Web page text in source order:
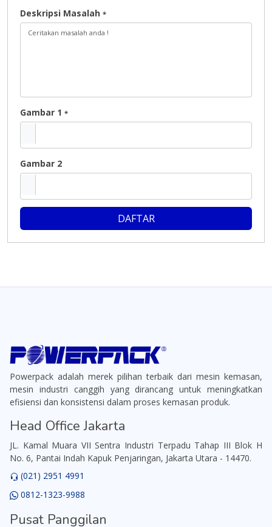
Deskripsi Masalah *
Gambar 1 *
Gambar 2
DAFTAR
Powerpack adalah merek pilihan terbaik dari mesin kemasan,
mesin industri canggih yang dirancang untuk meningkatkan
efisiensi dan konsistensi dalam proses kemasan produk.
Head Office Jakarta
JL. Kamal Muara VII Sentra Industri Terpadu Tahap III Blok H
No. 6, Pantai Indah Kapuk Penjaringan, Jakarta Utara - 14470.
(021) 2951 4991
0812-1323-9988
Pusat Panggilan